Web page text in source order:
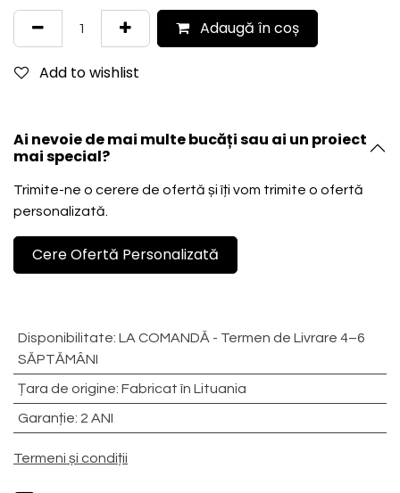
Adaugă în coș
Add to wishlist
Ai nevoie de mai multe bucăți sau ai un proiect
mai special?
Trimite-ne o cerere de ofertă și îți vom trimite o ofertă
personalizată.
Cere Ofertă Personalizată
Disponibilitate: LA COMANDĂ - Termen de Livrare 4–6
SĂPTĂMÂNI
Țara de origine: Fabricat în Lituania
Garanție: 2 ANI
Termeni și condiții